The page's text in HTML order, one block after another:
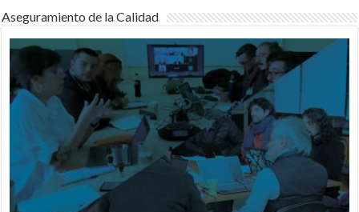
Aseguramiento de la Calidad